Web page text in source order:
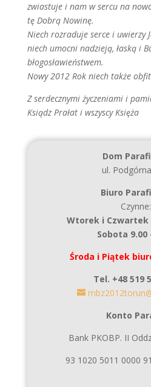
zwiastuje i nam w sercu na
tę Dobrą Nowinę.
Niech rozraduje serce i uwierzy
niech umocni nadzieją, łaską i
błogosławieństwem.
Nowy 2012 Rok niech także
Z serdecznymi życzeniami i
Ksiądz Prałat i wszyscy Księża
Dom
ul.
Biuro
Czynne:
Wtorek i Czwartek
Sobota 9.00
Środa i Piątek
Tel. +48 519
Konto
Bank PKOBP. II
93 1020 5011 0000